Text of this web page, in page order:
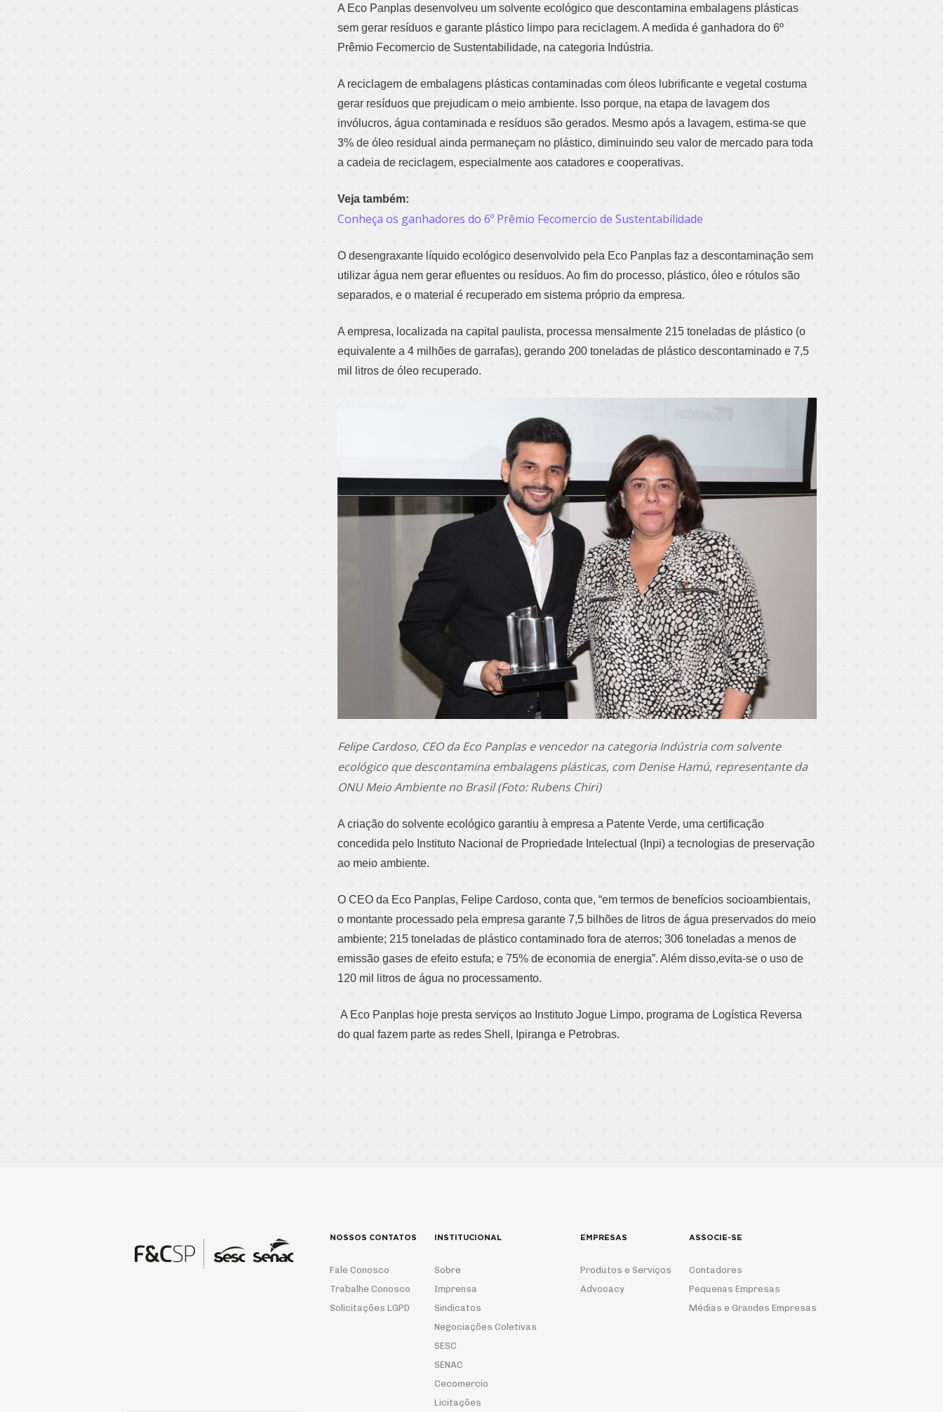
A Eco Panplas desenvolveu um solvente ecológico que descontamina embalagens plásticas
sem gerar resíduos e garante plástico limpo para reciclagem. A medida é ganhadora do 6º
Prêmio Fecomercio de Sustentabilidade, na categoria Indústria.
A reciclagem de embalagens plásticas contaminadas com óleos lubrificante e vegetal costuma
gerar resíduos que prejudicam o meio ambiente. Isso porque, na etapa de lavagem dos
invólucros, água contaminada e resíduos são gerados. Mesmo após a lavagem, estima-se que
3% de óleo residual ainda permaneçam no plástico, diminuindo seu valor de mercado para toda
a cadeia de reciclagem, especialmente aos catadores e cooperativas.
Veja também:
Conheça os ganhadores do 6º Prêmio Fecomercio de Sustentabilidade
O desengraxante líquido ecológico desenvolvido pela Eco Panplas faz a descontaminação sem
utilizar água nem gerar efluentes ou resíduos. Ao fim do processo, plástico, óleo e rótulos são
separados, e o material é recuperado em sistema próprio da empresa.
A empresa, localizada na capital paulista, processa mensalmente 215 toneladas de plástico (o
equivalente a 4 milhões de garrafas), gerando 200 toneladas de plástico descontaminado e 7,5
mil litros de óleo recuperado.
Felipe Cardoso, CEO da Eco Panplas e vencedor na categoria Indústria com solvente
ecológico que descontamina embalagens plásticas, com Denise Hamú, representante da
ONU Meio Ambiente no Brasil (Foto: Rubens Chiri)
A criação do solvente ecológico garantiu à empresa a Patente Verde, uma certificação
concedida pelo Instituto Nacional de Propriedade Intelectual (Inpi) a tecnologias de preservação
ao meio ambiente.
O CEO da Eco Panplas, Felipe Cardoso, conta que, “em termos de benefícios socioambientais,
o montante processado pela empresa garante 7,5 bilhões de litros de água preservados do meio
ambiente; 215 toneladas de plástico contaminado fora de aterros; 306 toneladas a menos de
emissão gases de efeito estufa; e 75% de economia de energia”. Além disso,evita-se o uso de
120 mil litros de água no processamento.
A Eco Panplas hoje presta serviços ao Instituto Jogue Limpo, programa de Logística Reversa
do qual fazem parte as redes Shell, Ipiranga e Petrobras.
NOSSOS CONTATOS
Fale Conosco
Trabalhe Conosco
Solicitações LGPD
INSTITUCIONAL
Sobre
Imprensa
Sindicatos
Negociações Coletivas
SESC
SENAC
Cecomercio
Licitações
EMPRESAS
Produtos e Serviços
Advocacy
ASSOCIE-SE
Contadores
Pequenas Empresas
Médias e Grandes Empresas